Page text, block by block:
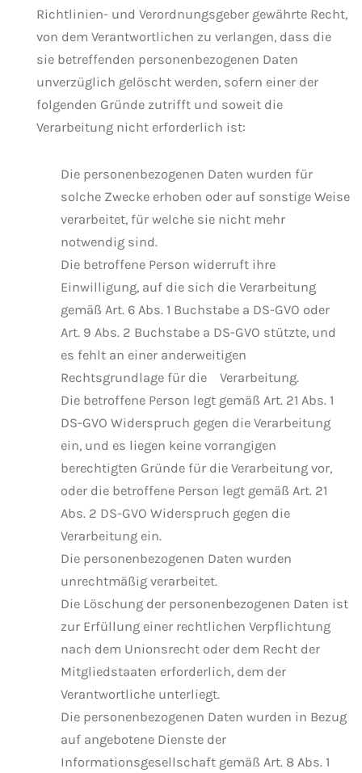
Richtlinien- und Verordnungsgeber gewährte Recht,
von dem Verantwortlichen zu verlangen, dass die
sie betreffenden personenbezogenen Daten
unverzüglich gelöscht werden, sofern einer der
folgenden Gründe zutrifft und soweit die
Verarbeitung nicht erforderlich ist:
Die personenbezogenen Daten wurden für
solche Zwecke erhoben oder auf sonstige Weise
verarbeitet, für welche sie nicht mehr
notwendig sind.
Die betroffene Person widerruft ihre
Einwilligung, auf die sich die Verarbeitung
gemäß Art. 6 Abs. 1 Buchstabe a DS-GVO oder
Art. 9 Abs. 2 Buchstabe a DS-GVO stützte, und
es fehlt an einer anderweitigen
Rechtsgrundlage für die Verarbeitung.
Die betroffene Person legt gemäß Art. 21 Abs. 1
DS-GVO Widerspruch gegen die Verarbeitung
ein, und es liegen keine vorrangigen
berechtigten Gründe für die Verarbeitung vor,
oder die betroffene Person legt gemäß Art. 21
Abs. 2 DS-GVO Widerspruch gegen die
Verarbeitung ein.
Die personenbezogenen Daten wurden
unrechtmäßig verarbeitet.
Die Löschung der personenbezogenen Daten ist
zur Erfüllung einer rechtlichen Verpflichtung
nach dem Unionsrecht oder dem Recht der
Mitgliedstaaten erforderlich, dem der
Verantwortliche unterliegt.
Die personenbezogenen Daten wurden in Bezug
auf angebotene Dienste der
Informationsgesellschaft gemäß Art. 8 Abs. 1